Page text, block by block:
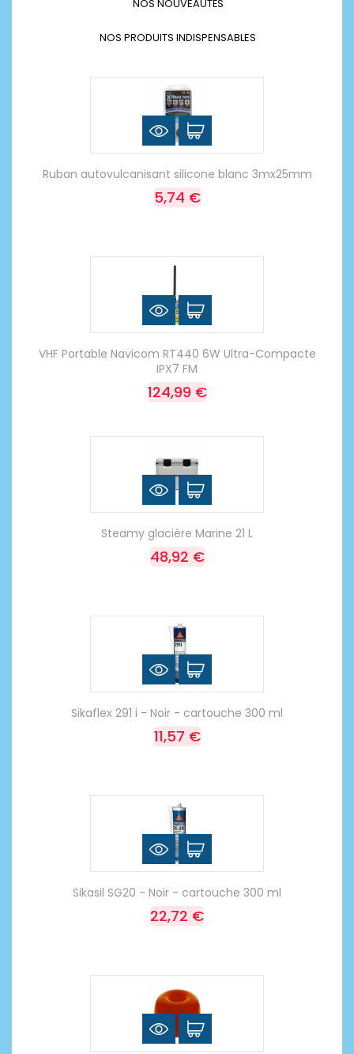
NOS NOUVEAUTÉS
NOS PRODUITS INDISPENSABLES
Ruban autovulcanisant silicone blanc 3mx25mm
5,74 €
VHF Portable Navicom RT440 6W Ultra-Compacte
IPX7 FM
124,99 €
Steamy glacière Marine 21 L
48,92 €
Sikaflex 291 i - Noir - cartouche 300 ml
11,57 €
Sikasil SG20 - Noir - cartouche 300 ml
22,72 €